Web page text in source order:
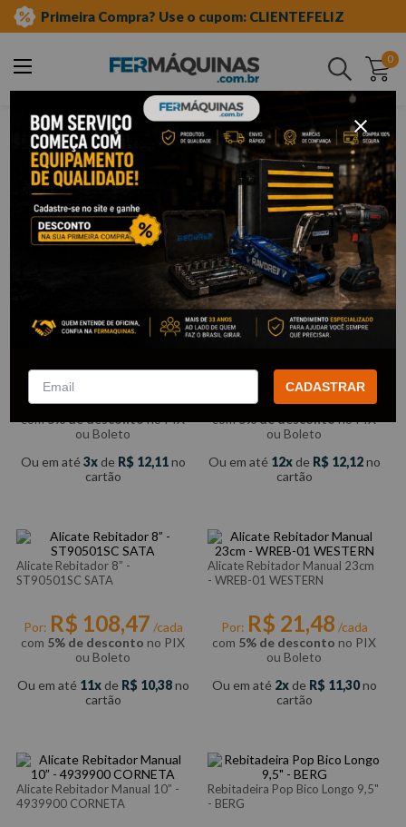
Primeira Compra? Use o cupom: CLIENTEFELIZ
0
Buscar
ferramentas manuais
alicate rebitador
Alicate Rebitador
Filtrar
Alicate Rebitador 9,5” -
Por:R$34,53/cada
com5% de descontono PIX
ou Boleto
Ou em até 3 de R$ 12,11no
cartão
Rebitador Tipo Alavanca 13” -
Por:R$ 138,23/cada
com5% de descontono PIX
ou Boleto
Ou em até 12 de R$ 12,12no
cartão
Alicate Rebitador 8” -
ST90501SC SATA
Por: R$ 108,47 /cada
com 5% de desconto no PIX
ou Boleto
Ou em até 11 de R$ 10,38no
cartão
Alicate Rebitador Manual 23cm
- WREB-01 WESTERN
Por: R$ 21,48 /cada
com 5% de desconto no PIX
ou Boleto
Ou em até 2 de R$ 11,30no
cartão
Alicate Rebitador Manual 10” -
4939900 CORNETA
Rebitadeira Pop Bico Longo 9,5"
- BERG
CADASTRAR